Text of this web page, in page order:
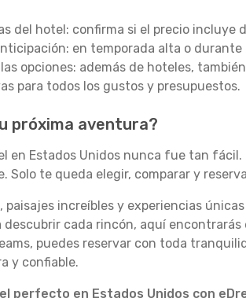
del hotel: confirma si el precio incluye
en temporada alta o
opciones: además de hoteles,
para todos los gustos y presupuestos.
próxima aventura?
en Estados Unidos nunca fue tan fácil.
Solo te queda elegir, comparar y
paisajes increíbles y experiencias
descubrir cada rincón, aquí
puedes reservar con toda
y confiable.
perfecto en Estados Unidos con